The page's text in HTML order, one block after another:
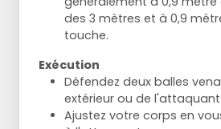
des 3 mètres et à 0,9
touche.
Exécution
Défendez deux balles
extérieur ou de
Ajustez votre corps en